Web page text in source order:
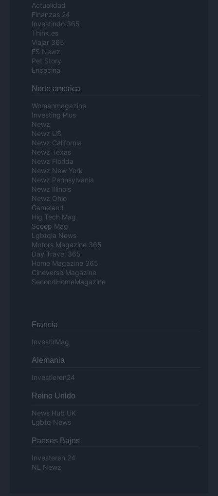
Actualidad
Finanzas 24
Investindo 365
Think.es
Viajar 365
ES Newz
Pet Story
Encocina
Norte america
Womanmagazine
Investing Plus
Newz
Newz US
Newz California
Newz Texas
Newz Florida
Newz New York
Newz Pennsylvania
Newz Illinois
Newz Ohio
Gameland
Hig Tech Mag
Scoop Mag
Lgbtqia News
Motors Magazine 365
Day Travel 365
Home Magazine 365
Cineverse Magazine
SecondHomeMagazine
Francia
InvestirMag
Alemania
Investieren24
Reino Unido
News Hub UK
Lgbtq News
Paeses Bajos
Investeren 24
NL Newz